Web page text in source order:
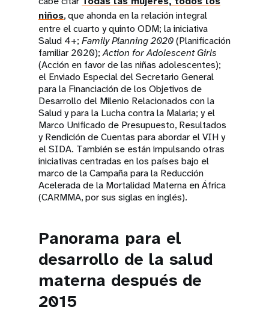
niños, que ahonda en la relación integral
entre el cuarto y quinto ODM; la iniciativa
Salud 4+; Family Planning 2020(Planificación
familiar 2020);Action for Adolescent Girls
(Acción en favor de las niñas adolescentes);
el Enviado Especial del Secretario General
para la Financiación de los Objetivos de
Desarrollo del Milenio Relacionados con la
Salud y para la Lucha contra la Malaria; y el
Marco Unificado de Presupuesto, Resultados
y Rendición de Cuentas para abordar el VIH y
el SIDA. También se están impulsando otras
iniciativas centradas en los países bajo el
marco de la Campaña para la Reducción
Acelerada de la Mortalidad Materna en África
(CARMMA, por sus siglas en inglés).
Panorama para el
desarrollo de la salud
materna después de
2015